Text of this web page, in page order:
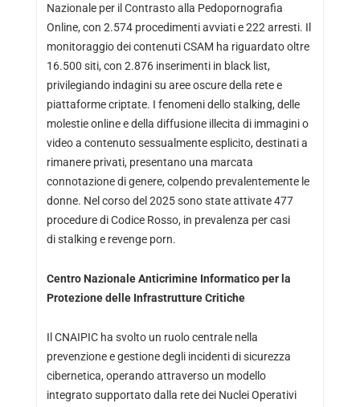
Nazionale per il Contrasto alla Pedopornografia
Online, con 2.574 procedimenti avviati e 222 arresti. Il
monitoraggio dei contenuti CSAM ha riguardato oltre
16.500 siti, con 2.876 inserimenti in black list,
privilegiando indagini su aree oscure della rete e
piattaforme criptate. I fenomeni dello stalking, delle
molestie online e della diffusione illecita di immagini o
video a contenuto sessualmente esplicito, destinati a
rimanere privati, presentano una marcata
connotazione di genere, colpendo prevalentemente le
donne. Nel corso del 2025 sono state attivate 477
procedure di Codice Rosso, in prevalenza per casi
di stalking e revenge porn.
Centro Nazionale Anticrimine Informatico per la
Protezione delle Infrastrutture Critiche
Il CNAIPIC ha svolto un ruolo centrale nella
prevenzione e gestione degli incidenti di sicurezza
cibernetica, operando attraverso un modello
integrato supportato dalla rete dei Nuclei Operativi